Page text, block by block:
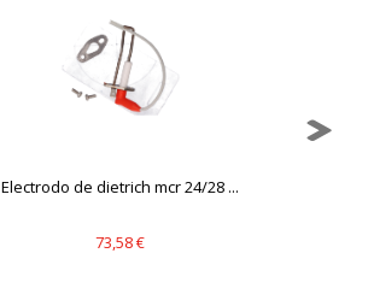
Electrodo de dietrich mcr 24/28 ...
73,58 €